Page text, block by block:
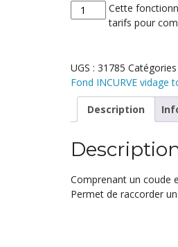
quantité
de
TETINE
-
1"
pour
vanne
Cette
tarifs pour
UGS : 31785 Catégories
Fond INCURVE vidage
Description
Comprenant un coude
Permet de raccorder